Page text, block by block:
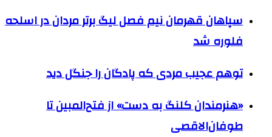
سپاهان قهرمان نیم فصل لیگ برتر مردان در اسلحه
فلوره شد
توهم عجیب مردی که پادگان را جنگل دید
«هنرمندان کلنگ به دست» از فتح‌المبین تا
طوفان‌الاقصی